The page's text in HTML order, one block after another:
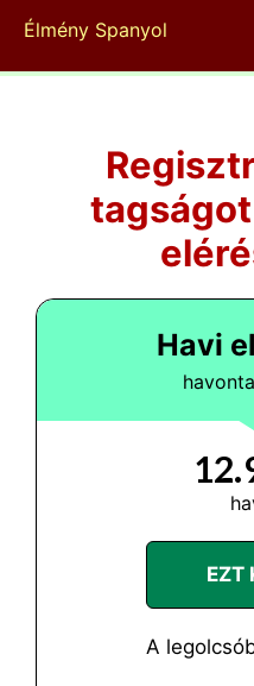
Kilépés
tartalomba
Élmény Spanyol
Havi
EZT
A